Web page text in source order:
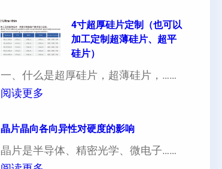
4寸超厚硅片定制（也可以
加工定制超薄硅片、超平
硅片）
一、什么是超厚硅片，超薄硅片，……
阅读更多
寸
超
晶片晶向各向异性对硬度的影响
晶片是半导体、精密光学、微电子……